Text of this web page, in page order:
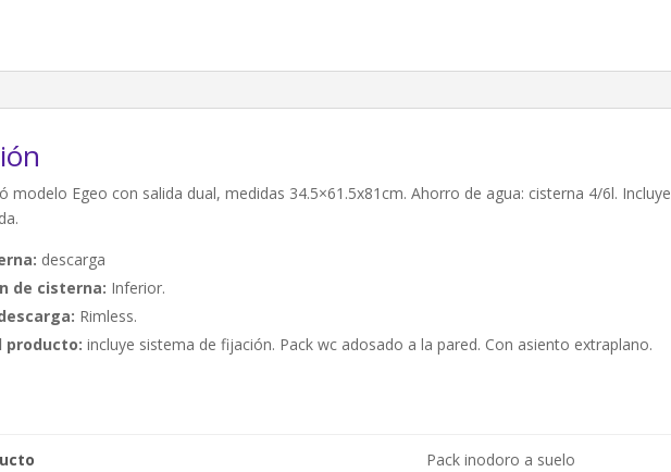
modelo Egeo con salida dual, medidas 34.5×61.5x81cm. Ahorro de agua: cisterna 4/6l. Incluye
descarga
de cisterna: Inferior.
Rimless.
producto: incluye sistema de fijación. Pack wc adosado a la pared. Con asiento extraplano.
Pack inodoro a suelo